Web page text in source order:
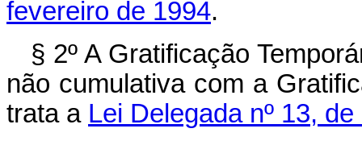
fevereiro de 1994.
§ 2º A Gratificação
não cumulativa com a
trata a Lei Delegada nº 13,